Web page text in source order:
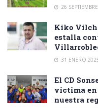
26
Kiko
estalla
31 ENERO
El CD
victima
nuestra